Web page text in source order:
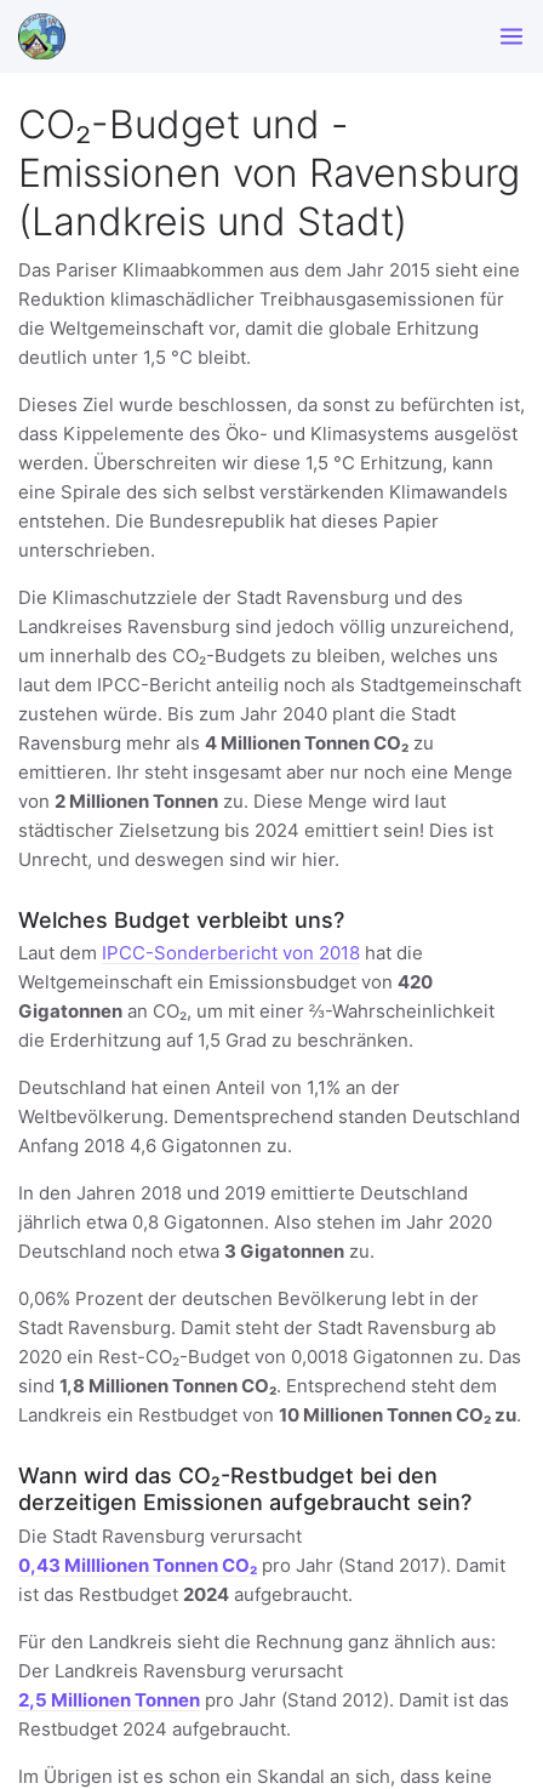
CO₂-Budget und -
Emissionen von Ravensburg
(Landkreis und Stadt)
Das Pariser Klimaabkommen aus dem Jahr 2015 sieht eine
Reduktion klimaschädlicher Treibhausgasemissionen für
die Weltgemeinschaft vor, damit die globale Erhitzung
deutlich unter 1,5 °C bleibt.
Dieses Ziel wurde beschlossen, da sonst zu befürchten ist,
dass Kippelemente des Öko- und Klimasystems ausgelöst
werden. Überschreiten wir diese 1,5 °C Erhitzung, kann
eine Spirale des sich selbst verstärkenden Klimawandels
entstehen. Die Bundesrepublik hat dieses Papier
unterschrieben.
Die Klimaschutzziele der Stadt Ravensburg und des
Landkreises Ravensburg sind jedoch völlig unzureichend,
um innerhalb des CO₂-Budgets zu bleiben, welches uns
laut dem IPCC-Bericht anteilig noch als Stadtgemeinschaft
zustehen würde. Bis zum Jahr 2040 plant die Stadt
Ravensburg mehr als 4 Millionen Tonnen CO₂ zu
emittieren. Ihr steht insgesamt aber nur noch eine Menge
von 2 Millionen Tonnen zu. Diese Menge wird laut
städtischer Zielsetzung bis 2024 emittiert sein! Dies ist
Unrecht, und deswegen sind wir hier.
Welches Budget verbleibt uns?
Laut dem IPCC-Sonderbericht von 2018 hat die
Weltgemeinschaft ein Emissionsbudget von 420
Gigatonnen an CO₂, um mit einer ⅔-Wahrscheinlichkeit
die Erderhitzung auf 1,5 Grad zu beschränken.
Deutschland hat einen Anteil von 1,1% an der
Weltbevölkerung. Dementsprechend standen Deutschland
Anfang 2018 4,6 Gigatonnen zu.
In den Jahren 2018 und 2019 emittierte Deutschland
jährlich etwa 0,8 Gigatonnen. Also stehen im Jahr 2020
Deutschland noch etwa 3 Gigatonnen zu.
0,06% Prozent der deutschen Bevölkerung lebt in der
Stadt Ravensburg. Damit steht der Stadt Ravensburg ab
2020 ein Rest-CO₂-Budget von 0,0018 Gigatonnen zu. Das
sind 1,8 Millionen Tonnen CO₂. Entsprechend steht dem
Landkreis ein Restbudget von 10 Millionen Tonnen CO₂ zu.
Wann wird das CO₂-Restbudget bei den
derzeitigen Emissionen aufgebraucht sein?
Die Stadt Ravensburg verursacht
0,43 Milllionen Tonnen CO₂ pro Jahr (Stand 2017). Damit
ist das Restbudget 2024 aufgebraucht.
Für den Landkreis sieht die Rechnung ganz ähnlich aus:
Der Landkreis Ravensburg verursacht
2,5 Millionen Tonnen pro Jahr (Stand 2012). Damit ist das
Restbudget 2024 aufgebraucht.
Im Übrigen ist es schon ein Skandal an sich, dass keine